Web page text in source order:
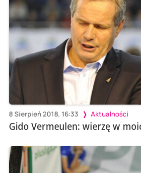
8 Sierpień 2018, 16:33 Aktualności
Gido Vermeulen: wierzę w